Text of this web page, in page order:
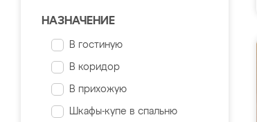
НАЗНАЧЕНИЕ
В гостиную
В коридор
В прихожую
Шкафы-купе в спальню